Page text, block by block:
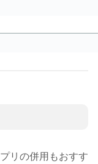
リの併用もおすす